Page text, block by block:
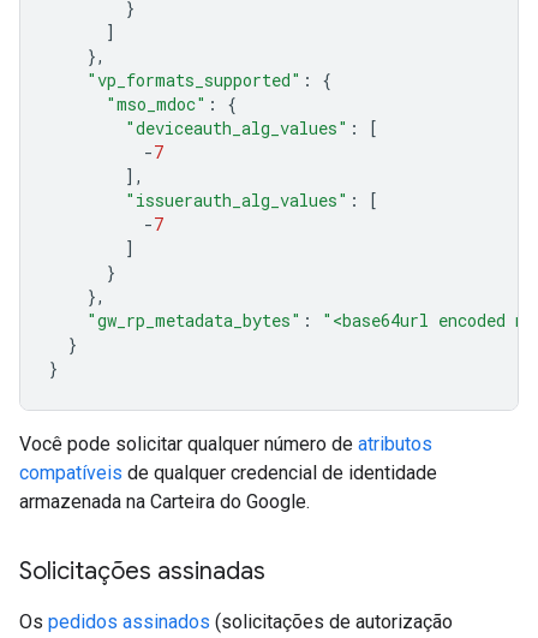
}
]
},
"vp_formats_supported" :
{
"mso_mdoc" :
{
"deviceauth_alg_values" :
[
-7
],
"issuerauth_alg_values" :
[
-7
]
}
},
"gw_rp_metadata_bytes" :
"<base64url encoded
}
}
Você pode solicitar qualquer número de atributos
compatíveis de qualquer credencial de identidade
armazenada na Carteira do Google.
Solicitações assinadas
Os pedidos assinados (solicitações de autorização